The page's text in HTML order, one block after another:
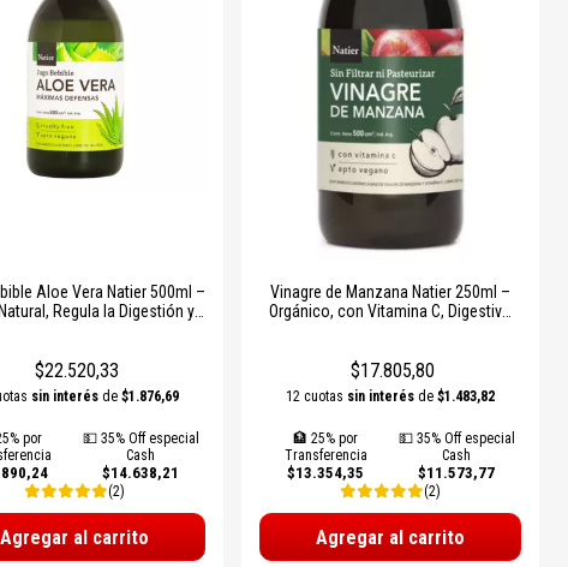
Aloe Vera Natier 500ml –
Regula la Digestión y
$22.520,33
sin interés de$1.876,69
por
💵 35% Off especial
Cash
$14.638,21
(2)
Agregar al carrito
Vinagre de Manzana Natier 250ml –
Orgánico, con Vitamina C, Digestivo
$17.805,80
12 cuotas sin interés de$1.483,82
🏦 25% por
Transferencia
$13.354,35
💵 35% Off especial
Cash
$11.573,77
(2)
Agregar al carrito